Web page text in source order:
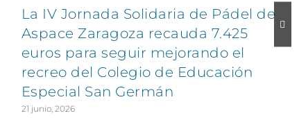
La IV Jornada Solidaria de Pádel de
Aspace Zaragoza recauda 7.425
euros para seguir mejorando el
recreo del Colegio de Educación
Especial San Germán
21 junio, 2026